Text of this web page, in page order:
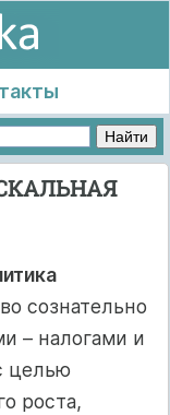
сознательно
– налогами и
целью
роста,